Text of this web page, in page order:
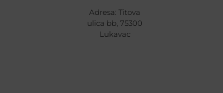
Adresa: Titova
ulica bb, 75300
Lukavac